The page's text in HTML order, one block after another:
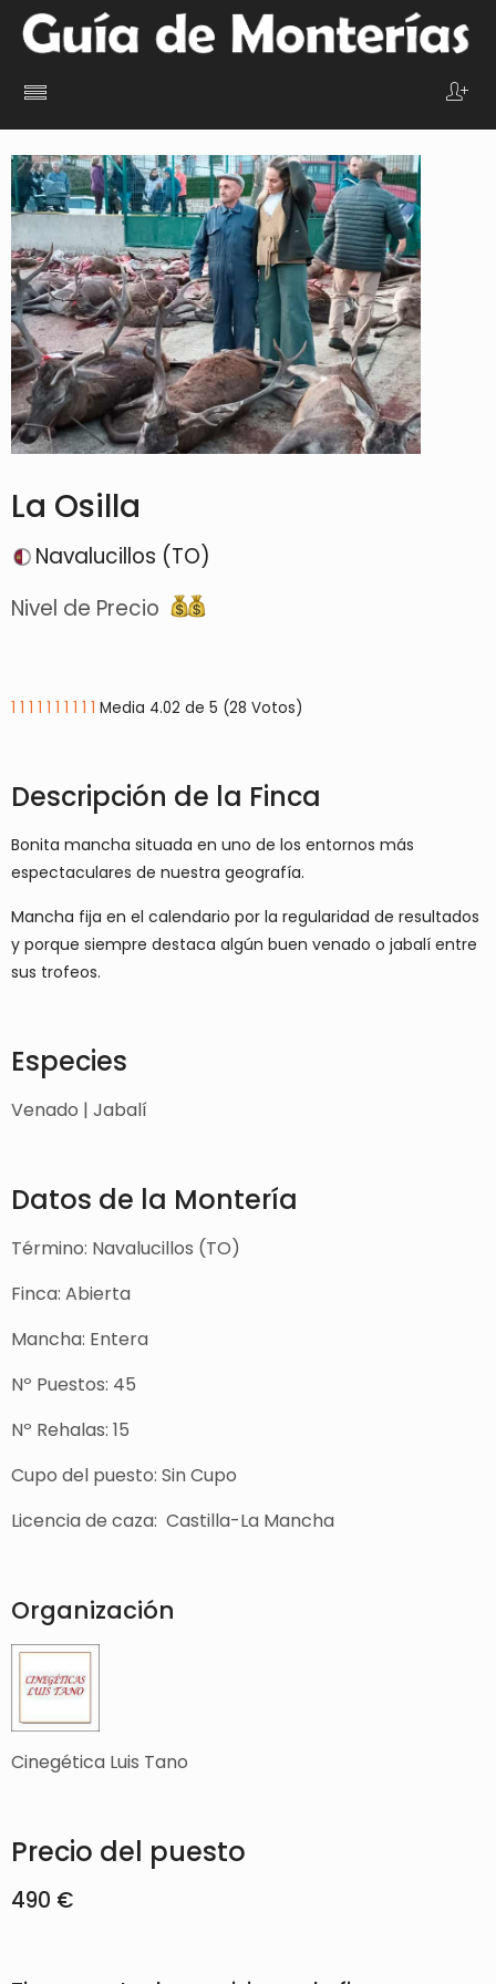
La Osilla
Navalucillos (TO)
Nivel de Precio
1 1 1 1 1 1 1 1 1 1 Media 4.02 de 5 (28 Votos)
Descripción de la Finca
Bonita mancha situada en uno de los entornos más
espectaculares de nuestra geografía.
Mancha fija en el calendario por la regularidad de resultados
y porque siempre destaca algún buen venado o jabalí entre
sus trofeos.
Especies
Venado | Jabalí
Datos de la Montería
Término: Navalucillos (TO)
Finca: Abierta
Mancha: Entera
Nº Puestos: 45
Nº Rehalas: 15
Cupo del puesto: Sin Cupo
Licencia de caza: Castilla-La Mancha
Organización
Cinegética Luis Tano
Precio del puesto
490 €